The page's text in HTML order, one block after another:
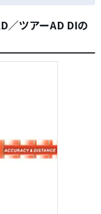
／ツアーAD DIの